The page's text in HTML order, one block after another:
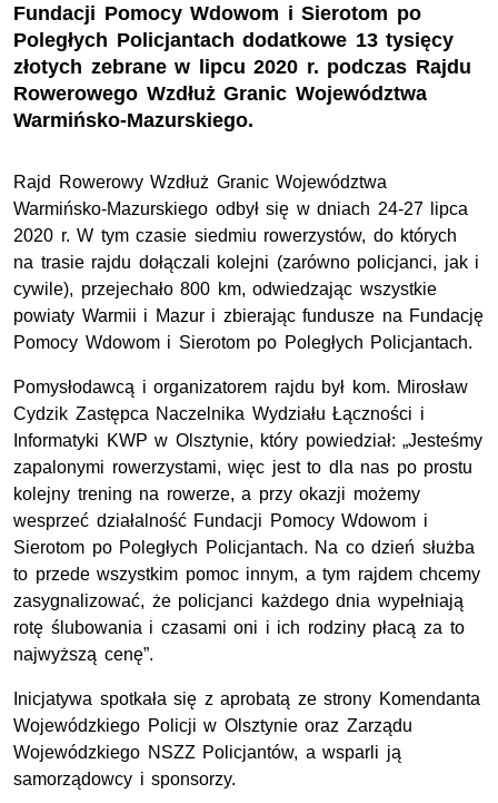
Fundacji Pomocy Wdowom i Sierotom po
Poległych Policjantach dodatkowe 13 tysięcy
złotych zebrane w lipcu 2020 r. podczas Rajdu
Rowerowego Wzdłuż Granic Województwa
Warmińsko-Mazurskiego.
Rajd Rowerowy Wzdłuż Granic Województwa
Warmińsko-Mazurskiego odbył się w dniach 24-27 lipca
2020 r. W tym czasie siedmiu rowerzystów, do których
na trasie rajdu dołączali kolejni (zarówno policjanci, jak i
cywile), przejechało 800 km, odwiedzając wszystkie
powiaty Warmii i Mazur i zbierając fundusze na Fundację
Pomocy Wdowom i Sierotom po Poległych Policjantach.
Pomysłodawcą i organizatorem rajdu był kom. Mirosław
Cydzik Zastępca Naczelnika Wydziału Łączności i
Informatyki KWP w Olsztynie, który powiedział: „Jesteśmy
zapalonymi rowerzystami, więc jest to dla nas po prostu
kolejny trening na rowerze, a przy okazji możemy
wesprzeć działalność Fundacji Pomocy Wdowom i
Sierotom po Poległych Policjantach. Na co dzień służba
to przede wszystkim pomoc innym, a tym rajdem chcemy
zasygnalizować, że policjanci każdego dnia wypełniają
rotę ślubowania i czasami oni i ich rodziny płacą za to
najwyższą cenę”.
Inicjatywa spotkała się z aprobatą ze strony Komendanta
Wojewódzkiego Policji w Olsztynie oraz Zarządu
Wojewódzkiego NSZZ Policjantów, a wsparli ją
samorządowcy i sponsorzy.